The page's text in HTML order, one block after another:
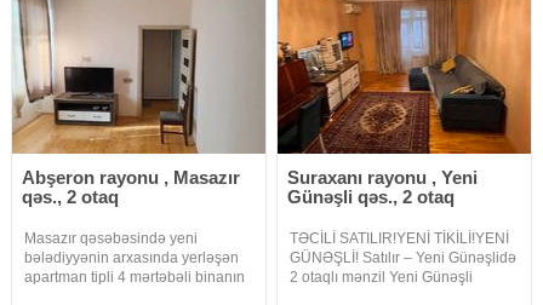
Abşeron rayonu , Masazır
qəs., 2 otaq
Masazır qəsəbəsində yeni
bələdiyyənin arxasında yerləşən
apartman tipli 4 mərtəbəli binanın
Suraxanı rayonu , Yeni
Günəşli qəs., 2 otaq
TƏCİLİ SATILIR!YENİ TİKİLİ!YENİ
GÜNƏŞLİ! Satılır – Yeni Günəşlidə
2 otaqlı mənzil Yeni Günəşli